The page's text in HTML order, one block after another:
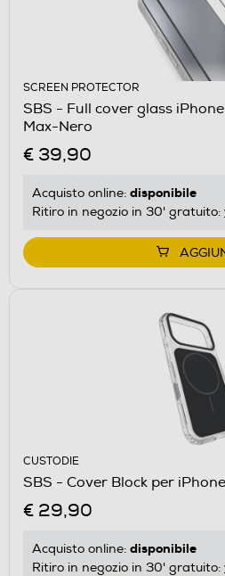
SCREEN PROTECTOR
SBS - Full cover glass
Max-Nero
€ 39,90
Acquisto online: disponibile
Ritiro in negozio in 30' gratuito:
CUSTODIE
SBS - Cover Block per
€ 29,90
Acquisto online: disponibile
Ritiro in negozio in 30' gratuito: